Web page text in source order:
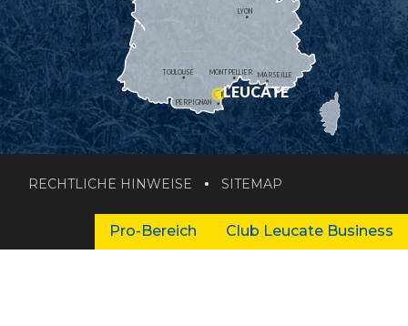
MONTPELLIER
PERPIGNAN
MARSEILLE
TOULOUSE
LYON
LEUCATE
RECHTLICHE HINWEISE SITEMAP
Pro-Bereich Club Leucate Business